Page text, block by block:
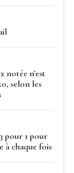
notée n’est
selon les
pour 1 pour
à chaque fois